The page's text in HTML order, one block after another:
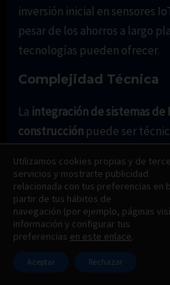
inversión inicial en sensores
pesar de los ahorros a largo
tecnologías pueden ofrecer.
Complejidad Técnica
La integración de sistemas de
construcción puede ser
personal con las habilidades
implementar y mantener
Ejemplo de Desafío:Integrar
que analice datos de sensores
software de gestión de
Utilizamos cookies propias y de
servicios y mostrarte publicidad
relacionada con tus preferencias en
partir de tus hábitos de
navegación (por ejemplo, páginas
información y configurar tus
preferencias en este enlace.
Aceptar Rechazar